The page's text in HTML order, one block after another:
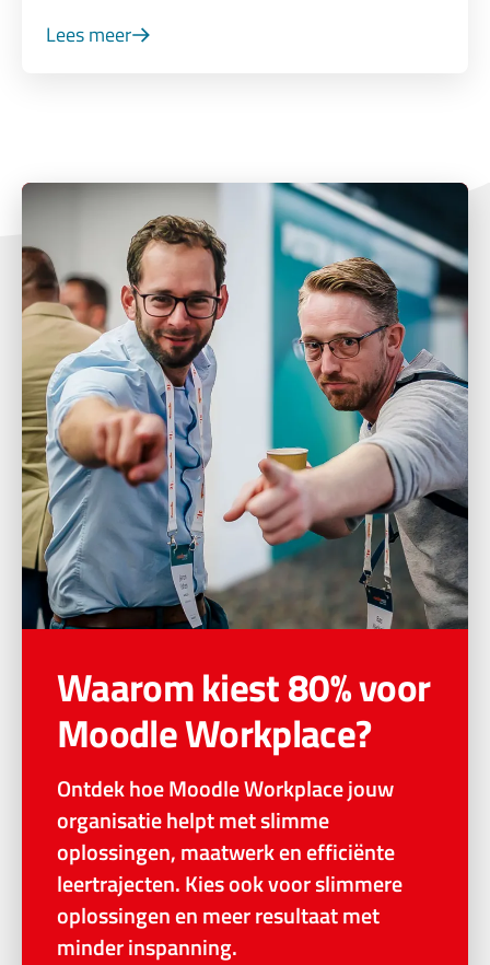
Lees meer
Waarom kiest 80% voor
Moodle Workplace?
Ontdek hoe Moodle Workplace jouw
organisatie helpt met slimme
oplossingen, maatwerk en efficiënte
leertrajecten. Kies ook voor slimmere
oplossingen en meer resultaat met
minder inspanning.